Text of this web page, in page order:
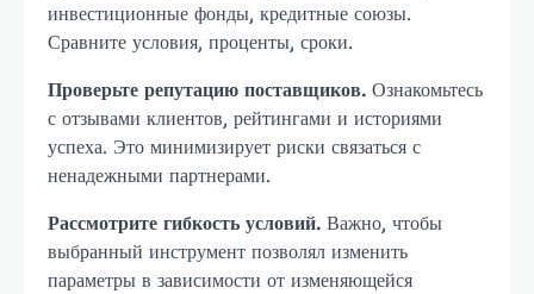
инвестиционные фонды, кредитные союзы.
Сравните условия, проценты, сроки.
Проверьте репутацию поставщиков. Ознакомьтесь
с отзывами клиентов, рейтингами и историями
успеха. Это минимизирует риски связаться с
ненадежными партнерами.
Рассмотрите гибкость условий. Важно, чтобы
выбранный инструмент позволял изменить
параметры в зависимости от изменяющейся